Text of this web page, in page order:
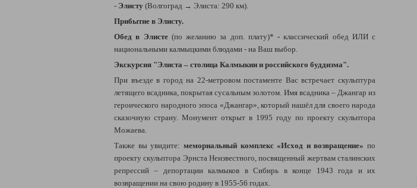
- Элисту (Волгоград → Элиста: 290 км).
Прибытие в Элисту.
Обед в Элисте (по желанию за доп. плату)* -классический обед ИЛИ с
национальными калмыцкими блюдами - на Ваш выбор.
Экскурсия "Элиста – столица Калмыкии и российского буддизма".
При въезде в город на 22-метровом постаменте Вас встречает скульптура
летящего всадника, покрытая сусальным золотом. Имя всадника – Джангар из
героического народного эпоса «Джангар», который нашёл для своего народа
сказочную страну. Монумент открыт в 1995 году по проекту скульптора
Можаева.
Также вы увидите: мемориальный комплекс «Исход и возвращение» по
проекту скульптора Эрнста Неизвестного, посвященный жертвам сталинских
репрессий – депортации калмыков в Сибирь в конце 1943 года и их
возвращении на свою родину в 1955-56 годах.